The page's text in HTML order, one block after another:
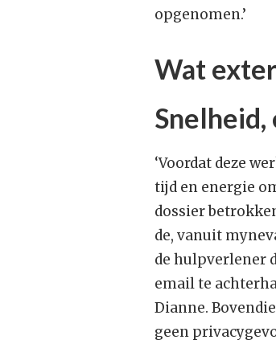
opgenomen.’
Wat
‘Voordat deze
tijd en energie
dossier
de, vanuit
de hulpverlener
email te
Dianne.
geen